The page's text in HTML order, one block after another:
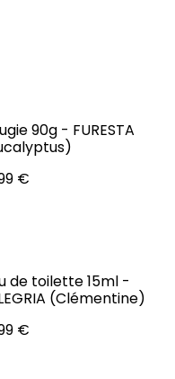
90g - FURESTA
€
de toilette 15ml -
(Clémentine)
€